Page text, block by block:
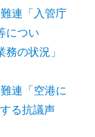
連「入管庁
につい
の状況」
連「空港に
る抗議声